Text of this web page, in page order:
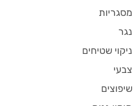
מסגריות
נגר
ניקוי שטיחים
צבעי
שיפוצים